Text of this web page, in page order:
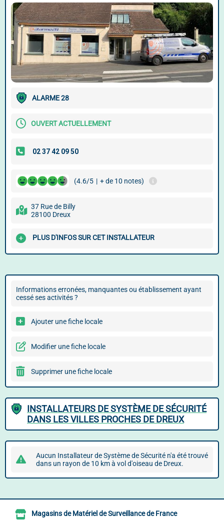
ALARME 28
OUVERT ACTUELLEMENT
(4.6/5 | + de 10 notes)
37 Rue de Billy
28100 Dreux
PLUS D'INFOS SUR CET INSTALLATEUR
Informations erronées, manquantes ou établissement ayant
cessé ses activités ?
Ajouter une fiche locale
Modifier une fiche locale
Supprimer une fiche locale
INSTALLATEURS DE SYSTÈME DE SÉCURITÉ
DANS LES VILLES PROCHES DE DREUX
Aucun Installateur de Système de Sécurité n'a été trouvé
dans un rayon de 10 km à vol d'oiseau de Dreux.
Magasins de Matériel de Surveillance de France